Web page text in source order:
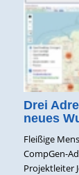
Drei
neues
Fleißige
CompGen-
Projektleiter